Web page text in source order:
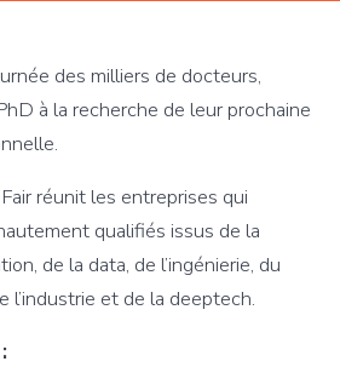
des milliers de docteurs,
à la recherche de leur prochaine
réunit les entreprises qui
qualifiés issus de la
de la data, de l’ingénierie, du
l’industrie et de la deeptech.